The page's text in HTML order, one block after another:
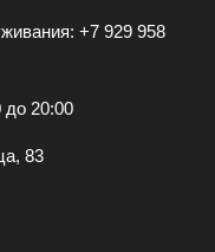
+7 929 958
до 20:00
83